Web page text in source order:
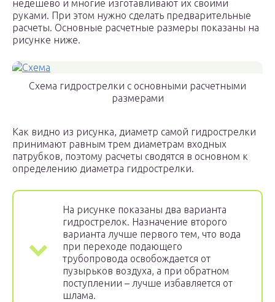
недешево и многие изготавливают их своими
руками. При этом нужно сделать предварительные
расчеты. Основные расчетные размеры показаны на
рисунке ниже.
Схема гидрострелки с основными расчетными
размерами
Как видно из рисунка, диаметр самой гидрострелки
принимают равным трем диаметрам входных
патрубков, поэтому расчеты сводятся в основном к
определению диаметра гидрострелки.
На рисунке показаны два варианта
гидрострелок. Назначение второго
варианта лучше первого тем, что вода
при переходе подающего
трубопровода освобождается от
пузырьков воздуха, а при обратном
поступлении – лучше избавляется от
шлама.